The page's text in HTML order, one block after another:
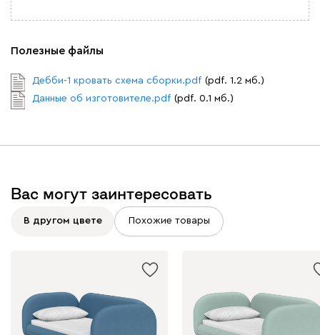
Полезные файлы
Дебби-1 кровать схема сборки.pdf (pdf. 1.2 мб.)
Данные об изготовителе.pdf (pdf. 0.1 мб.)
Вас могут заинтересовать
В другом цвете Похожие товары